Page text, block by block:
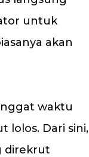
untuk
akan
waktu
lolos. Dari sini,
direkrut